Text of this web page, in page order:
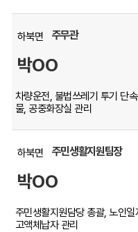
하북면 주무관
박OO
차량운전, 불법쓰레기 투기 단
물, 공중화장실 관리
하북면 주민생활지원팀장
박OO
주민생활지원담당 총괄, 노인
고액체납자 관리